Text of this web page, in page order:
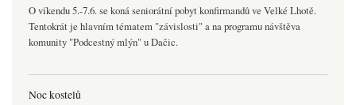
O víkendu 5.-7.6. se koná seniorátní pobyt konfirmandů ve Velké Lhotě.
Tentokrát je hlavním tématem "závislosti" a na programu návštěva
komunity "Podcestný mlýn" u Dačic.
Noc kostelů